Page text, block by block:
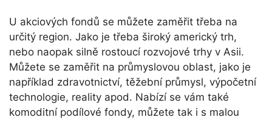
U akciových fondů se můžete zaměřit třeba na
určitý region. Jako je třeba široký americký trh,
nebo naopak silně rostoucí rozvojové trhy v Asii.
Můžete se zaměřit na průmyslovou oblast, jako je
například zdravotnictví, těžební průmysl, výpočetní
technologie, reality apod. Nabízí se vám také
komoditní podílové fondy, můžete tak i s malou